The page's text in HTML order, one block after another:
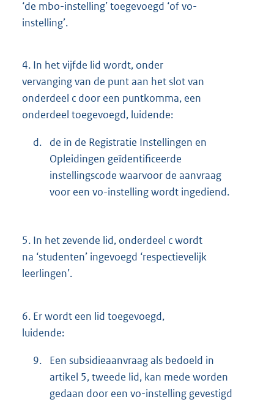
‘de mbo-instelling’ toegevoegd ‘of vo-
instelling’.
4. In het vijfde lid wordt, onder
vervanging van de punt aan het slot van
onderdeel c door een puntkomma, een
onderdeel toegevoegd, luidende:
d.
de in de Registratie Instellingen en
Opleidingen geïdentificeerde
instellingscode waarvoor de aanvraag
voor een vo-instelling wordt ingediend.
5. In het zevende lid, onderdeel c wordt
na ‘studenten’ ingevoegd ‘respectievelijk
leerlingen’.
6. Er wordt een lid toegevoegd,
luidende:
9.
Een subsidieaanvraag als bedoeld in
artikel 5, tweede lid, kan mede worden
gedaan door een vo-instelling gevestigd